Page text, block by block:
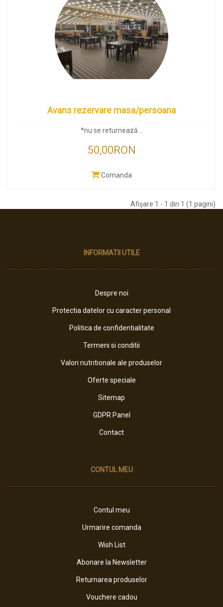
Avans rezervare masa/persoana
*nu se returnează ..
50,00RON
Comanda
Afişare 1 - 1 din 1 (1 pagini)
INFORMATII UTILE
Despre noi
Protectia datelor cu caracter personal
Politica de confidentialitate
Termeni si conditii
Valori nutritionale ale produselor
Oferte speciale
Sitemap
GDPR Panel
Contact
CONTUL MEU
Contul meu
Urmarire comanda
Wish List
Abonare la Newsletter
Returnarea produselor
Vouchere cadou